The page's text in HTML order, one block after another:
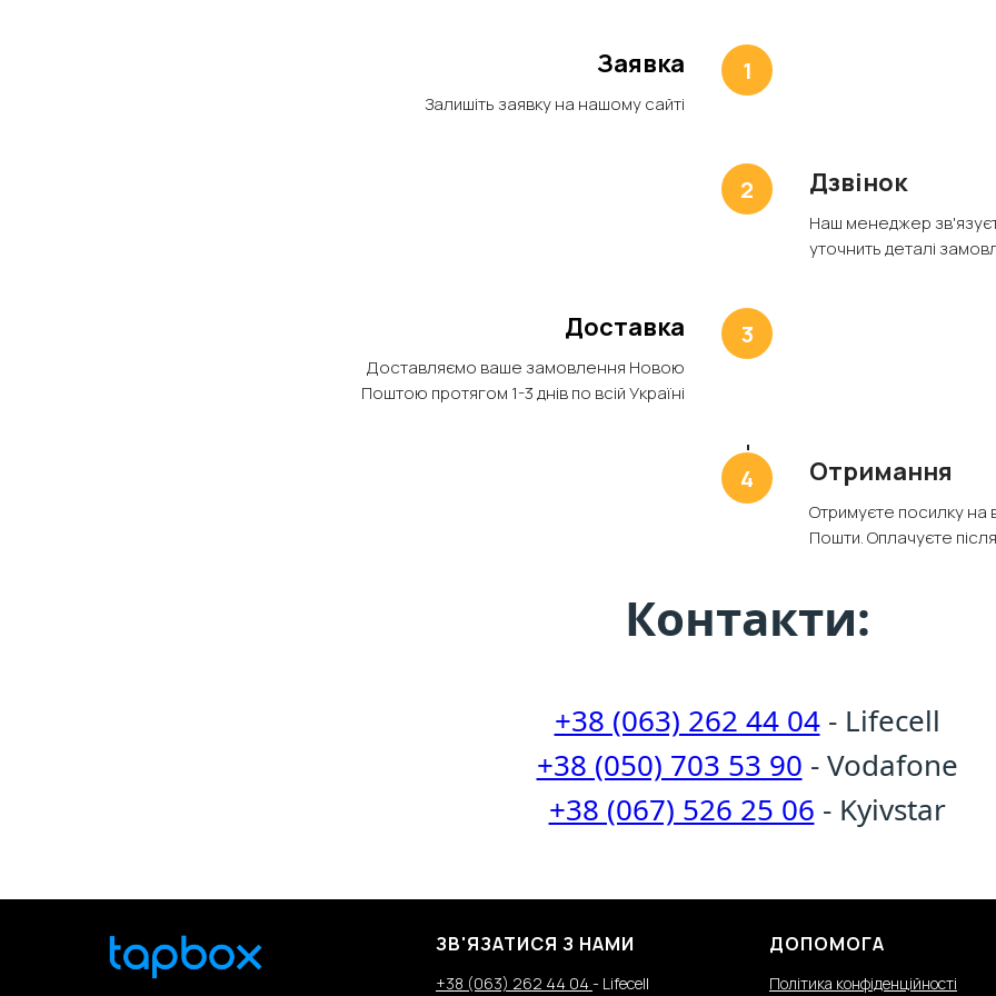
Заявка
Залишіть заявку на нашому сайті
Дзвінок
Наш менеджер
уточнить деталі
Доставка
Доставляємо ваше замовлення Новою
Поштою протягом 1-3 днів по всій Україні
Отримання
Отримуєте посилку на
Пошти. Оплачуєте
Контакти:
+38 (063) 262 44 04- Lifecell
+38 (050) 703 53 90 - Vodafone
+38 (067) 526 25 06 - Kyivstar
ЗВ'ЯЗАТИСЯ З НАМИ
+38 (063) 262 44 04 - Lifecell
ДОПОМОГА
Політика конфіденційності